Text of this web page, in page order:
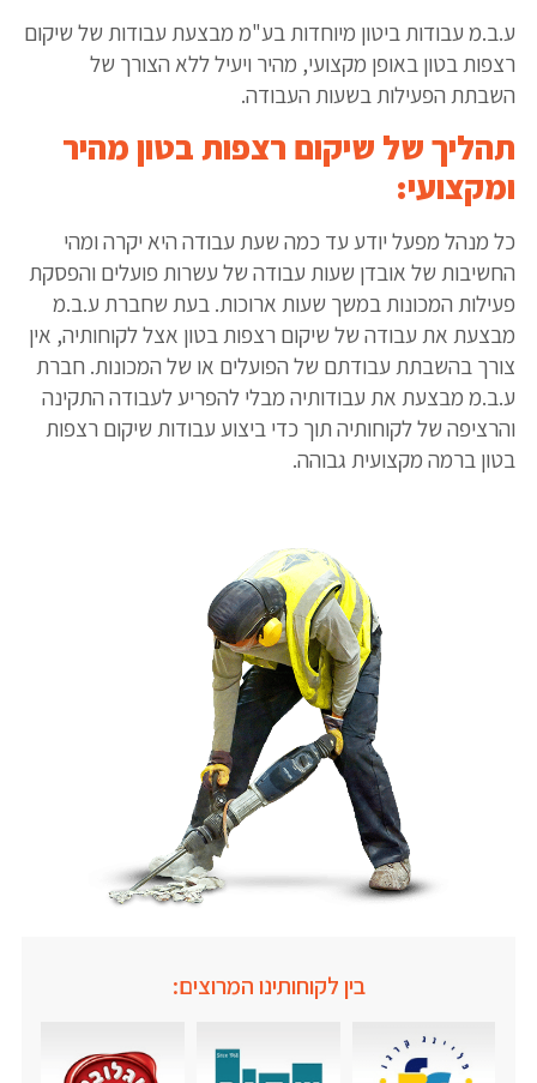
ע.ב.מ עבודות ביטון מיוחדות בע"מ מבצעת עבודות של שיקום
רצפות בטון באופן מקצועי, מהיר ויעיל ללא הצורך של
השבתת הפעילות בשעות העבודה.
תהליך של שיקום רצפות בטון מהיר
ומקצועי:
כל מנהל מפעל יודע עד כמה שעת עבודה היא יקרה ומהי
החשיבות של אובדן שעות עבודה של עשרות פועלים והפסקת
פעילות המכונות במשך שעות ארוכות. בעת שחברת ע.ב.מ
מבצעת את עבודה של שיקום רצפות בטון אצל לקוחותיה, אין
צורך בהשבתת עבודתם של הפועלים או של המכונות. חברת
ע.ב.מ מבצעת את עבודותיה מבלי להפריע לעבודה התקינה
והרציפה של לקוחותיה תוך כדי ביצוע עבודות שיקום רצפות
בטון ברמה מקצועית גבוהה.
בין לקוחותינו המרוצים: